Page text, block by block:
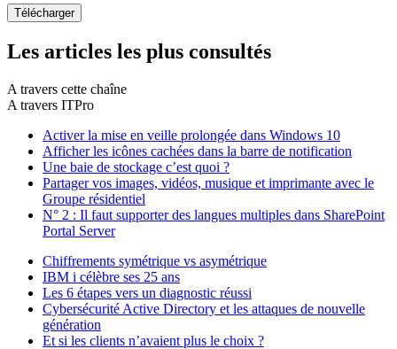
Les articles les plus consultés
A travers cette chaîne
A travers ITPro
Activer la mise en veille prolongée dans Windows 10
Afficher les icônes cachées dans la barre de notification
Une baie de stockage c’est quoi ?
Partager vos images, vidéos, musique et imprimante avec le
Groupe résidentiel
N° 2 : Il faut supporter des langues multiples dans SharePoint
Portal Server
Chiffrements symétrique vs asymétrique
IBM i célèbre ses 25 ans
Les 6 étapes vers un diagnostic réussi
Cybersécurité Active Directory et les attaques de nouvelle
génération
Et si les clients n’avaient plus le choix ?